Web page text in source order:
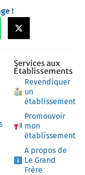
!
Services aux
Établissements
Revendiquer
un
établissement
Promouvoir
mon
établissement
A propos de
Le Grand
Frère